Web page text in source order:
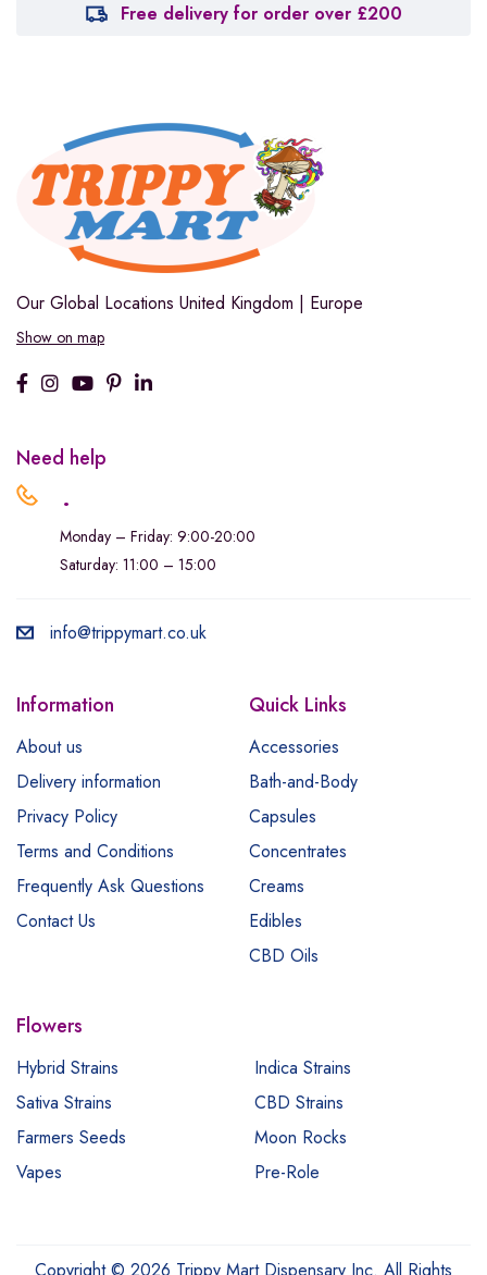
Free delivery for order over £200
Our Global Locations United Kingdom | Europe
Show on map
Need help
.
Monday – Friday: 9:00-20:00
Saturday: 11:00 – 15:00
info@trippymart.co.uk
Information
About us
Delivery information
Privacy Policy
Terms and Conditions
Frequently Ask Questions
Contact Us
Quick Links
Accessories
Bath-and-Body
Capsules
Concentrates
Creams
Edibles
CBD Oils
Flowers
Hybrid Strains
Indica Strains
Sativa Strains
CBD Strains
Farmers Seeds
Moon Rocks
Vapes
Pre-Role